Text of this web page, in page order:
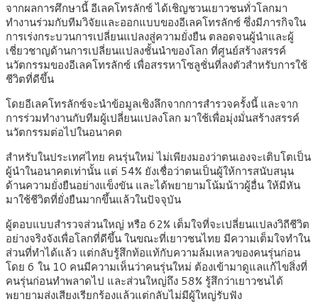
จากผลการศึกษานี้ อีเลคโทรลักซ์ ได้เชิญชวนเยาวชนทั่วโลกมา
ทำงานร่วมกับทีมวิจัยและออกแบบของอีเลคโทรลักซ์ ซึ่งมีภารกิจใน
การเร่งกระบวนการเปลี่ยนแปลงสู่ความยั่งยืน ตลอดจนผู้นำและผู้
เชี่ยวชาญด้านการเปลี่ยนแปลงชั้นนำของโลก ที่ศูนย์สร้างสรรค์
นวัตกรรมของอีเลคโทรลักซ์ เพื่อสรรหาโซลูชั่นที่ลงตัวสำหรับการใช้
ชีวิตที่ดีขึ้น
โดยอีเลคโทรลักซ์จะนำข้อมูลเชิงลึกจากการสำรวจครั้งนี้ และจาก
การร่วมทำงานกับทีมผู้เปลี่ยนแปลงโลก มาใช้เพื่อมุ่งมั่นสร้างสรรค์
นวัตกรรมต่อไปในอนาคต
สำหรับในประเทศไทย คนรุ่นใหม่ ไม่เพียงมองว่าตนเองจะเติบโตเป็น
ผู้นำในอนาคตเท่านั้น แต่ 54% ยังเชื่อว่าตนเป็นผู้ให้การสนับสนุน
ด้านความยั่งยืนอย่างแข็งขัน และได้พยายามโน้มน้าวผู้อื่น ให้มีหัน
มาใช้ชีวิตที่ยั่งยืนมากขึ้นแล้วในปัจจุบัน
ผู้ตอบแบบสำรวจส่วนใหญ่ หรือ 62% เต็มใจที่จะเปลี่ยนแปลงวิถีชีวิต
อย่างจริงจังเพื่อโลกที่ดีขึ้น ในขณะที่เยาวชนไทย มีความเต็มใจทำใน
ส่วนที่ทำได้แล้ว แต่กลับรู้สึกท้อแท้กับความล้มเหลวของคนรุ่นก่อน
โดย 6 ใน 10 คนมีความเห็นว่าคนรุ่นใหม่ ต้องเข้ามาดูแลแก้ไขสิ่งที่
คนรุ่นก่อนทำพลาดไป และส่วนใหญ่ถึง 58% รู้สึกว่าเยาวชนได้
พยายามส่งเสียงเรียกร้องแล้วแต่กลับไม่มีผู้ใหญ่รับฟัง